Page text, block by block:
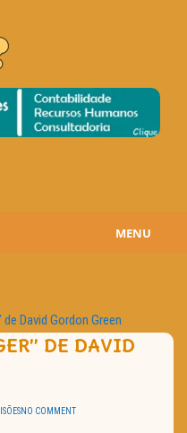
MENU
David Gordon Green
DE DAVID
NO COMMENT